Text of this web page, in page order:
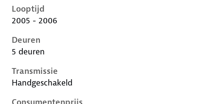
Looptijd
2005 - 2006
Deuren
5 deuren
Transmissie
Handgeschakeld